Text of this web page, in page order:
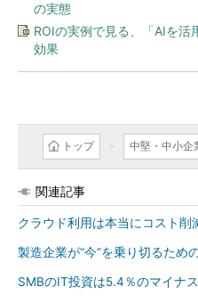
の実態
ROIの実例で見る、「AIを活
効果
トップ 中堅・中小企
関連記事
クラウド利用は本当にコスト削
製造企業が“今”を乗り切るため
SMBのIT投資は5.4％のマイナ